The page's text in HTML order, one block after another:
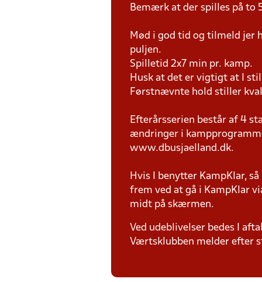
Bemærk at der spilles på to
Mød i god tid og tilmeld jer
puljen.
Spilletid 2x7 min pr. kamp.
Husk at det er vigtigt at I
Førstnævnte hold stiller
Efterårsserien består af 4
ændringer i
www.dbusjaelland.dk.
Hvis I benytter KampKlar,
frem ved at gå i KampKlar
midt på skærmen.
Ved udeblivelser bedes I
Værtsklubben melder efter